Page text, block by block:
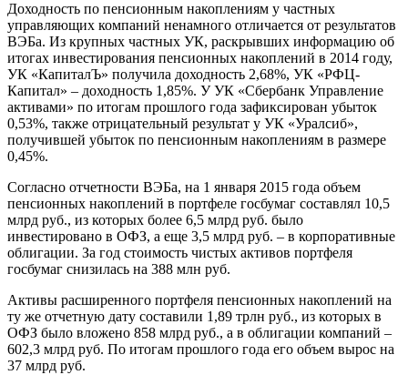
Доходность по пенсионным накоплениям у частных
управляющих компаний ненамного отличается от результатов
ВЭБа. Из крупных частных УК, раскрывших информацию об
итогах инвестирования пенсионных накоплений в 2014 году,
УК «КапиталЪ» получила доходность 2,68%, УК «РФЦ-
Капитал» – доходность 1,85%. У УК «Сбербанк Управление
активами» по итогам прошлого года зафиксирован убыток
0,53%, также отрицательный результат у УК «Уралсиб»,
получившей убыток по пенсионным накоплениям в размере
0,45%.
Согласно отчетности ВЭБа, на 1 января 2015 года объем
пенсионных накоплений в портфеле госбумаг составлял 10,5
млрд руб., из которых более 6,5 млрд руб. было
инвестировано в ОФЗ, а еще 3,5 млрд руб.​ – в корпоративные
облигации. За год стоимость чистых активов портфеля
госбумаг снизилась на 388 млн руб.
Активы расширенного портфеля пенсионных накоплений на
ту же отчетную дату составили 1,89 трлн руб., из которых в
ОФЗ было вложено 858 млрд руб., а в облигации компаний –
602,3 млрд руб. По итогам прошлого года его объем вырос на
37 млрд руб.